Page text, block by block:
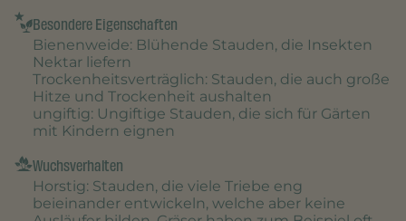
Besondere Eigenschaften
Bienenweide: Blühende Stauden, die Insekten
Nektar liefern
Trockenheitsverträglich: Stauden, die auch große
Hitze und Trockenheit aushalten
ungiftig: Ungiftige Stauden, die sich für Gärten
mit Kindern eignen
Wuchsverhalten
Horstig: Stauden, die viele Triebe eng
beieinander entwickeln, welche aber keine